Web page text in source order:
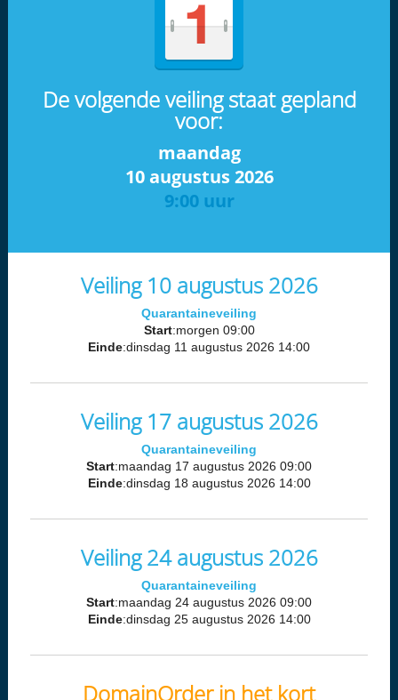
De volgende veiling staat gepland
voor:
maandag
10 augustus 2026
9:00 uur
Veiling 10 augustus 2026
Quarantaineveiling
Start:morgen 09:00
Einde:dinsdag 11 augustus 2026 14:00
Veiling 17 augustus 2026
Quarantaineveiling
Start:maandag 17 augustus 2026 09:00
Einde:dinsdag 18 augustus 2026 14:00
Veiling 24 augustus 2026
Quarantaineveiling
Start:maandag 24 augustus 2026 09:00
Einde:dinsdag 25 augustus 2026 14:00
DomainOrder in het kort